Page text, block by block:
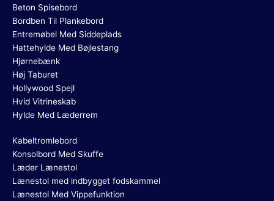
Beton Spisebord
Bordben Til Plankebord
Entremøbel Med Siddeplads
Hattehylde Med Bøjlestang
Hjørnebænk
Høj Taburet
Hollywood Spejl
Hvid Vitrineskab
Hylde Med Læderrem
Kabeltromlebord
Konsolbord Med Skuffe
Læder Lænestol
Lænestol med indbygget fodskammel
Lænestol Med Vippefunktion